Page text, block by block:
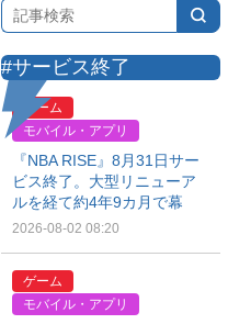
#サービス終了
ゲーム
モバイル・アプリ
『NBA RISE』8月31日サー
ビス終了。大型リニューア
ルを経て約4年9カ月で幕
2026-08-02 08:20
ゲーム
モバイル・アプリ